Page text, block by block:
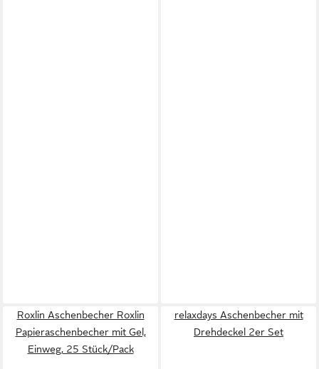
Roxlin Aschenbecher Roxlin
Papieraschenbecher mit Gel,
Einweg, 25 Stück/Pack
relaxdays Aschenbecher mit
Drehdeckel 2er Set